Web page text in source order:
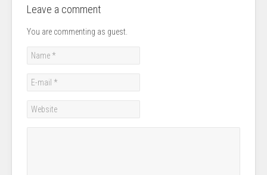
Leave a comment
You are commenting as guest.